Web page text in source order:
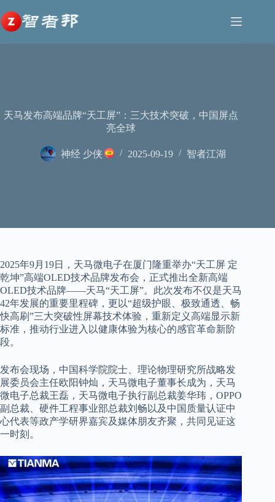
至
内
容
天马发布高端品牌“天工屏”：三大技术突破，中国屏点
亮全球
神经 少侠 2025-09-19 智者江湖
2025年9月19日，天马微电子在厦门隆重举办“天工屏 定
乾坤”高端OLED技术品牌发布会，正式推出全新高端
OLED技术品牌——天马“天工屏”。此次发布不仅是天马
42年发展的重要里程碑，更以“超级护眼、极致通透、畅
快高刷”三大突破性屏幕技术体验，重新定义高端显示新
标准，推动行业进入以健康体验为核心的感官革命新阶
段。
发布会现场，中国科学院院士、理论物理研究所战略发
展委员会主任欧阳钟灿，天马微电子董事长成为，天马
微电子总裁王磊，天马微电子执行副总裁姜华玮，OPPO
副总裁、硬件工程事业部总裁刘畅以及中国质量认证中
心代表等政产学研界嘉宾及媒体朋友齐聚，共同见证这
一时刻。